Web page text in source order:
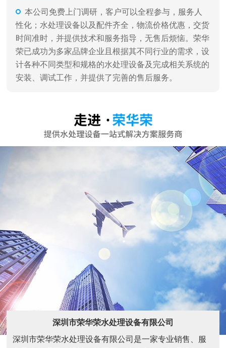
深圳市荣华荣水处理设备有限公司
深圳市荣华荣水处理设备有限公司是一家专业销售、服
务及水处理工程设计、施工于一体的专业水处理设备公
司，深圳高新技术认证企业。 通过对水工业多年的潜心
研究和发展，汇聚了一批水处理技术专家，企业员工90%
为大学学历。 企业主营：家用纯水机、商用纯水机、直
饮机、超滤机、净水器、工业（RO）反渗透纯水机、...